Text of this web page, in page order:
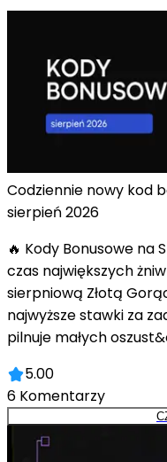
Codziennie nowy kod
sierpień 2026
🔥 Kody Bonusowe na
czas największych
sierpniową Złotą
najwyższe stawki za
pilnuje małych
5.00
6 Komentarzy